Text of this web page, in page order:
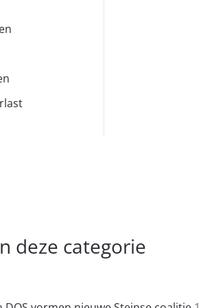
deze categorie